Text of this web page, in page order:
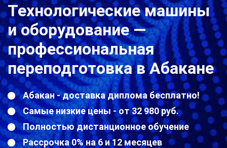
Технологические машины
и оборудование —
профессиональная
переподготовка в Абакане
Абакан - доставка диплома бесплатно!
Самые низкие цены - от 32 980 руб.
Полностью дистанционное обучение
Рассрочка 0% на 6 и 12 месяцев